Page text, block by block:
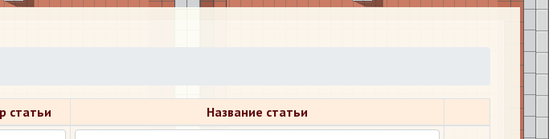
статьи Название статьи